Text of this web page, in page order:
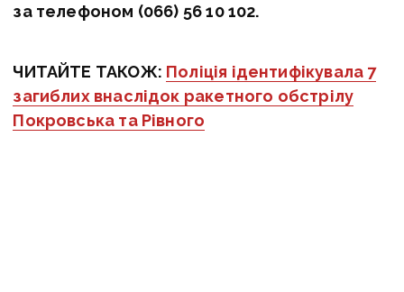
за телефоном (066) 56 10 102.
ЧИТАЙТЕ ТАКОЖ: Поліція ідентифікувала 7
загиблих внаслідок ракетного обстрілу
Покровська та Рівного